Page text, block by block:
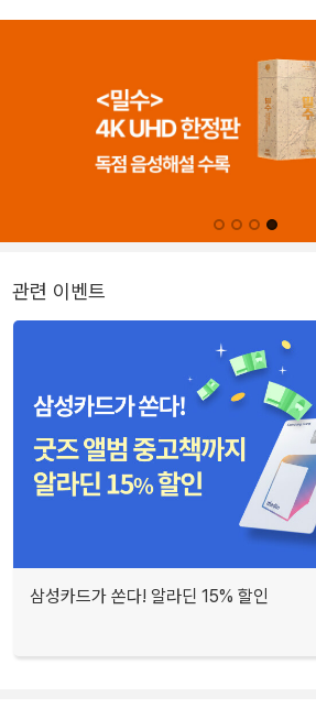
관련 이벤트
삼성카드가 쏜다! 알라딘 15% 할인